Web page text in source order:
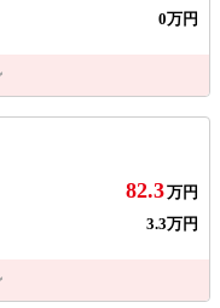
0万円
82.3万円
3.3万円